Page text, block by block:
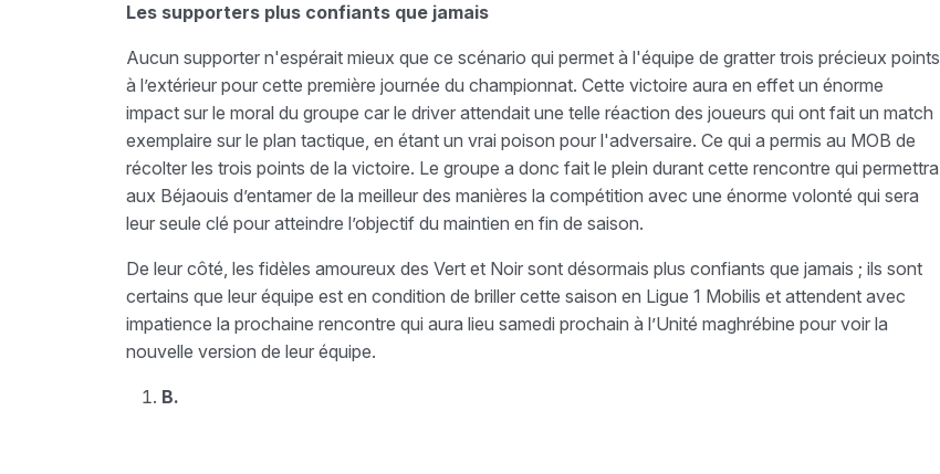
Les supporters plus confiants que jamais
Aucun supporter n'espérait mieux que ce scénario qui permet à l'équipe de gratter trois précieux points
à l’extérieur pour cette première journée du championnat. Cette victoire aura en effet un énorme
impact sur le moral du groupe car le driver attendait une telle réaction des joueurs qui ont fait un match
exemplaire sur le plan tactique, en étant un vrai poison pour l'adversaire. Ce qui a permis au MOB de
récolter les trois points de la victoire. Le groupe a donc fait le plein durant cette rencontre qui permettra
aux Béjaouis d’entamer de la meilleur des manières la compétition avec une énorme volonté qui sera
leur seule clé pour atteindre l’objectif du maintien en fin de saison.
De leur côté, les fidèles amoureux des Vert et Noir sont désormais plus confiants que jamais ; ils sont
certains que leur équipe est en condition de briller cette saison en Ligue 1 Mobilis et attendent avec
impatience la prochaine rencontre qui aura lieu samedi prochain à l’Unité maghrébine pour voir la
nouvelle version de leur équipe.
B.